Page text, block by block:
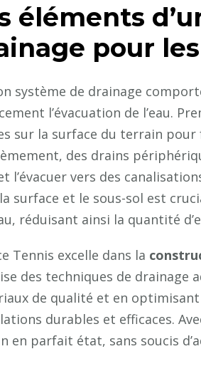
éléments
pour
système de drainage
l’évacuation de l’eau.
sur la surface du terrain pour
des drains
et l’évacuer vers des
surface et le sous-sol est
réduisant ainsi la quantité
Tennis excelle dans la
des techniques de drainage
de qualité et en
durables et efficaces.
en parfait état, sans soucis